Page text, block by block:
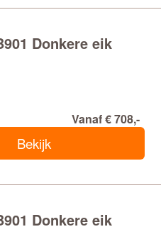
Donkere eik
Vanaf € 708,-
Bekijk
Donkere eik